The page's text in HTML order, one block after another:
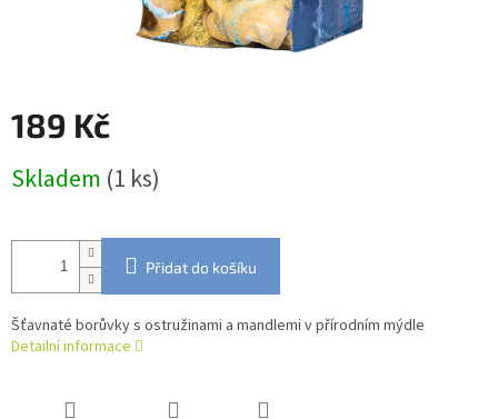
189 Kč
cena:
Skladem (1 ks)
Přidat do košíku
Šťavnaté borůvky s ostružinami a mandlemi v přírodním mýdle
Detailní informace